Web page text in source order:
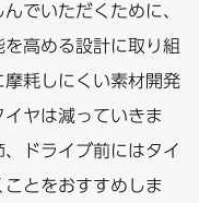
でいただくために、
高める設計に取り組
耗しにくい素材開発
ヤは減っていきま
ドライブ前にはタイ
とをおすすめしま